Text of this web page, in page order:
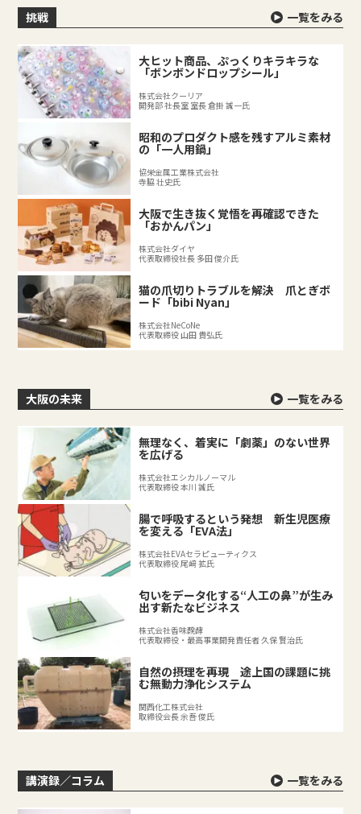
挑戦 一覧をみる
大ヒット商品、ぷっくりキラキラな
「ボンボンドロップシール」
株式会社クーリア
開発部 社長室 室長 倉掛 誠一氏
昭和のプロダクト感を残すアルミ素材
の「一人用鍋」
協栄金属工業株式会社
寺脇 壮史氏
大阪で生き抜く覚悟を再確認できた
「おかんパン」
株式会社ダイヤ
代表取締役社長 多田 俊介氏
猫の爪切りトラブルを解決 爪とぎボ
ード「bibi Nyan」
株式会社NeCoNe
代表取締役 山田 貴弘氏
大阪の未来 一覧をみる
無理なく、着実に「劇薬」のない世界
を広げる
株式会社エシカルノーマル
代表取締役 本川 誠氏
腸で呼吸するという発想 新生児医療
を変える「EVA法」
株式会社EVAセラピューティクス
代表取締役 尾﨑 拡氏
匂いをデータ化する“人工の鼻”が生み
出す新たなビジネス
株式会社香味醗酵
代表取締役・最高事業開発責任者 久保 賢治氏
自然の摂理を再現 途上国の課題に挑
む無動力浄化システム
関西化工株式会社
取締役会長 余吾 俊氏
講演録／コラム 一覧をみる